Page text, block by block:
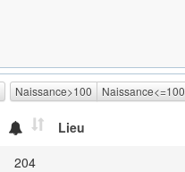
Naissance>100 Naissance<=100
Lieu
204